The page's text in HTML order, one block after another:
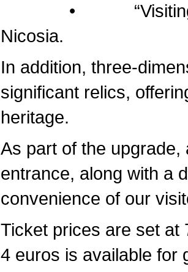
• “Visiting” the
Nicosia.
In addition, three-
significant relics,
heritage.
As part of the
entrance, along with a
convenience of our
Ticket prices are set at
4 euros is available for